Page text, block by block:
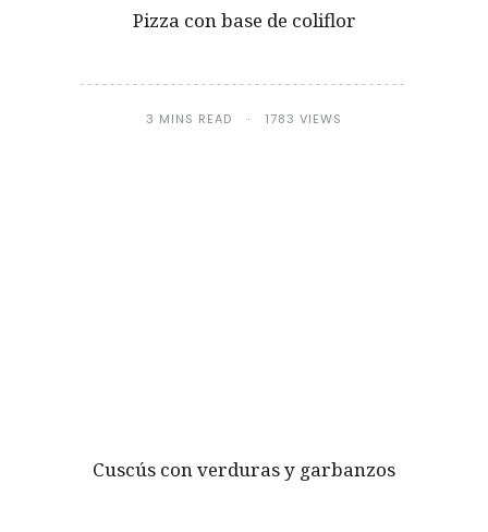
Pizza con base de coliflor
3 MINS READ 1783 VIEWS
Cuscús con verduras y garbanzos